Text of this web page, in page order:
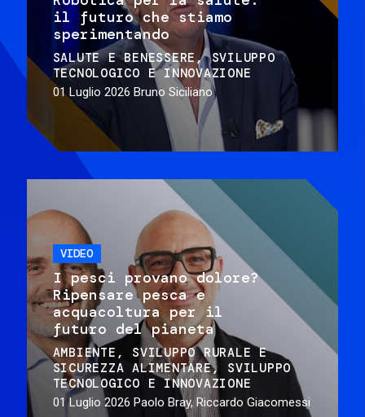
il futuro che stiamo
sperimentando
SALUTE E BENESSERE
SVILUPPO
TECNOLOGICO E INNOVAZIONE
01 Luglio 2026 Bruno Siciliano
VIDEO
I pesci provano dolore?
Ripensare pesca e
acquacoltura per il
futuro del pianeta
AMBIENTE
SVILUPPO RURALE E
SICUREZZA ALIMENTARE
SVILUPPO
TECNOLOGICO E INNOVAZIONE
01 Luglio 2026 Paolo Bray, Riccardo Giacomessi